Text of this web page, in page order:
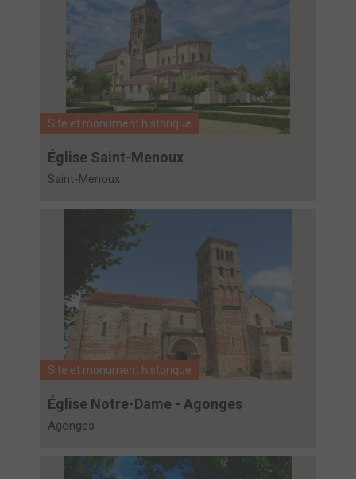
Site et monument historique
Église Saint-Menoux
Saint-Menoux
Site et monument historique
Église Notre-Dame - Agonges
Agonges